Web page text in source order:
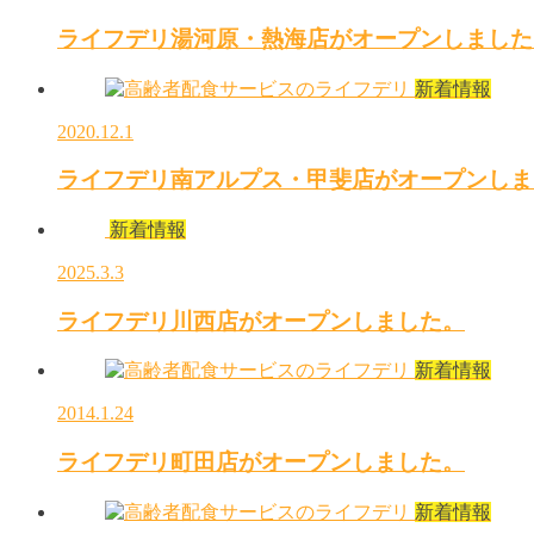
ライフデリ湯河原・熱海店がオープンしました
新着情報
2020.12.1
ライフデリ南アルプス・甲斐店がオープンしま
新着情報
2025.3.3
ライフデリ川西店がオープンしました。
新着情報
2014.1.24
ライフデリ町田店がオープンしました。
新着情報